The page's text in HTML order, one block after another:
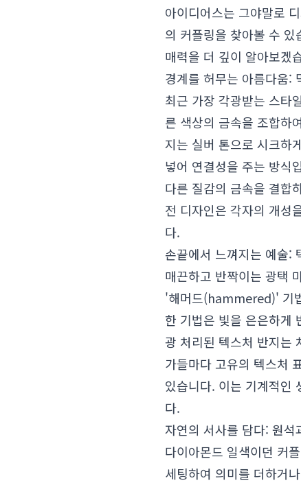
아이디어스는 그야말로
의 커플링을 찾아볼 수
매력을 더 깊이 알아보겠
경계를 허무는 아름다움:
최근 가장 각광받는 스타
른 색상의 금속을 조합하
지는 실버 톤으로 시크하
넣어 연결성을 주는 방식
다른 질감의 금속을 결합
전 디자인은 각자의 개성
다.
손끝에서 느껴지는 예술:
매끈하고 반짝이는 광택
'해머드(hammered)' 기
한 기법은 빛을 은은하게
광 처리된 텍스처 반지는
가들마다 고유의 텍스처
있습니다. 이는 기계적인
다.
자연의 서사를 담다: 원석
다이아몬드 일색이던 커
세팅하여 의미를 더하거